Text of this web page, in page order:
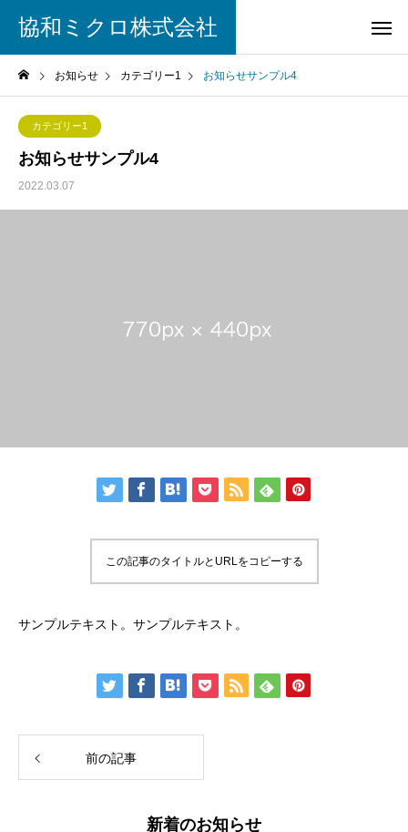
協和ミクロ株式会社
お知らせ カテゴリー1 お知らせサンプル4
カテゴリー1
お知らせサンプル4
2022.03.07
この記事のタイトルとURLをコピーする
サンプルテキスト。サンプルテキスト。
前の記事
新着のお知らせ